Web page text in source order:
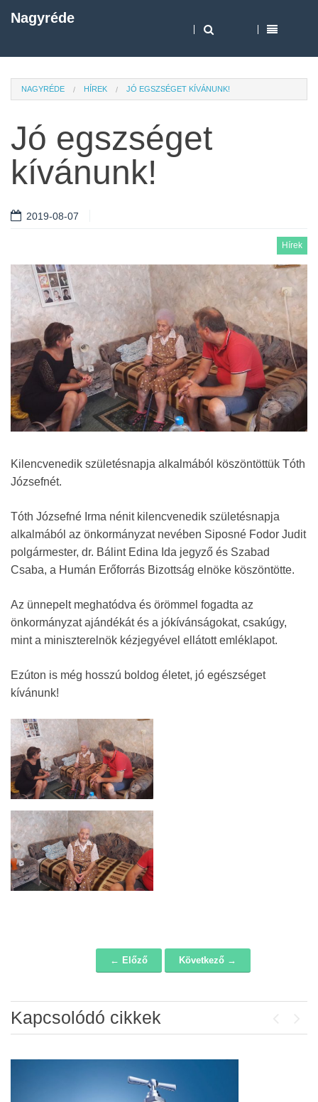
Nagyréde
NAGYRÉDE HÍREK JÓ EGSZSÉGET KÍVÁNUNK!
Jó egszséget
kívánunk!
2019-08-07
Hírek
Kilencvenedik születésnapja alkalmából köszöntöttük Tóth
Józsefnét.
Tóth Józsefné Irma nénit kilencvenedik születésnapja
alkalmából az önkormányzat nevében Siposné Fodor Judit
polgármester, dr. Bálint Edina Ida jegyző és Szabad
Csaba, a Humán Erőforrás Bizottság elnöke köszöntötte.
Az ünnepelt meghatódva és örömmel fogadta az
önkormányzat ajándékát és a jókívánságokat, csakúgy,
mint a miniszterelnök kézjegyével ellátott emléklapot.
Ezúton is még hosszú boldog életet, jó egészséget
kívánunk!
← Előző Következő →
Kapcsolódó cikkek
Álláspályázat – konyhai kisegítő